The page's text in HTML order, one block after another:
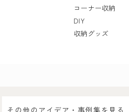
コーナー収納
DIY
収納グッズ
その他のアイデア・事例集を見る